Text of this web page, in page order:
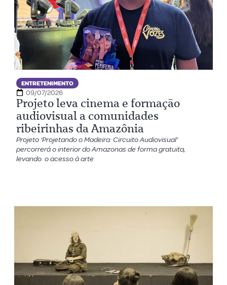
ENTRETENIMENTO
09/07/2026
Projeto leva cinema e formação
audiovisual a comunidades
ribeirinhas da Amazônia
Projeto ‘Projetando o Madeira: Circuito Audiovisual’
percorrerá o interior do Amazonas de forma gratuita,
levando o acesso à arte